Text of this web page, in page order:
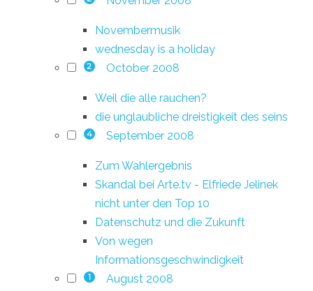
Novembermusik
wednesday is a holiday
2 October 2008
Weil die alle rauchen?
die unglaubliche dreistigkeit des seins
4 September 2008
Zum Wahlergebnis
Skandal bei Arte.tv - Elfriede Jelinek
nicht unter den Top 10
Datenschutz und die Zukunft
Von wegen
Informationsgeschwindigkeit
1 August 2008